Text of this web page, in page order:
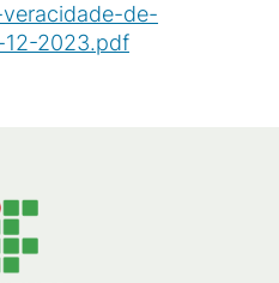
de-
2023.pdf